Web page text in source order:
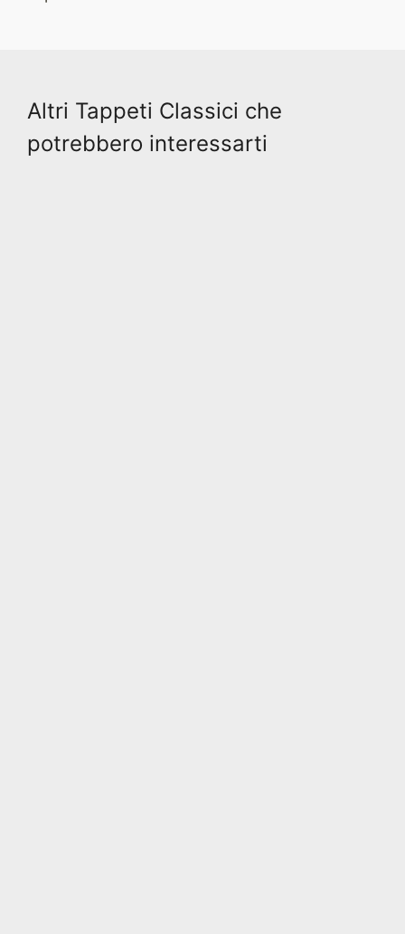
Altri Tappeti Classici che
potrebbero interessarti